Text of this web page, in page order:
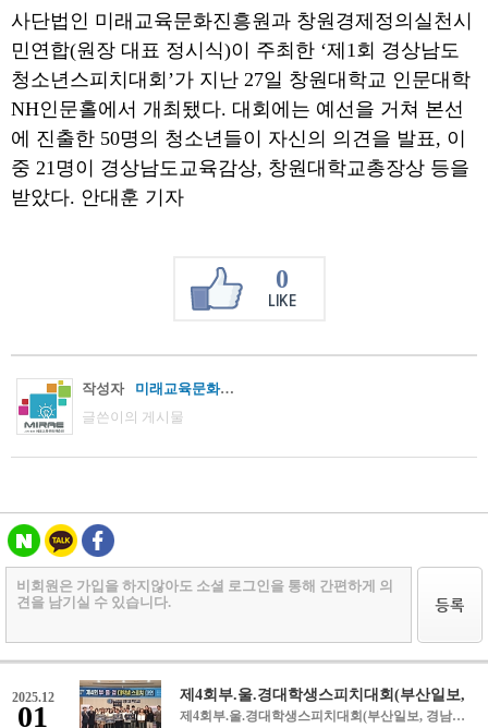
사단법인 미래교육문화진흥원과 창원경제정의실천시
민연합(원장 대표 정시식)이 주최한 ‘제1회 경상남도
청소년스피치대회’가 지난 27일 창원대학교 인문대학
NH인문홀에서 개최됐다. 대회에는 예선을 거쳐 본선
에 진출한 50명의 청소년들이 자신의 의견을 발표, 이
중 21명이 경상남도교육감상, 창원대학교총장상 등을
받았다. 안대훈 기자
0
LIKE
작성자
미래교육문화진흥원
글쓴이의 게시물
2025.12
01 제4회부.울.경대학생스피치대회(부산일보, 경남연합일보, CNB국회방송, 경남도민일보, 뉴시스, 최신뉴스) 부산일보 https://n.news.naver.com/article/082/0001355533?sid=102 경남연합일보 https://www.gnynews.co.kr/news/articleView.html?idxno=453836 CNB국회방송 http://www.ecnb.co.kr/article.php?aid=176389619689385001 경남도민일보 https://www.idomin.com/news/articleView.html?idxno=950870 뉴시스 https://www.newsis.com/view/NISX20251123_0003413467 최신뉴스 https://www.newfilenews.com/news/articleView.html?idxno=13500